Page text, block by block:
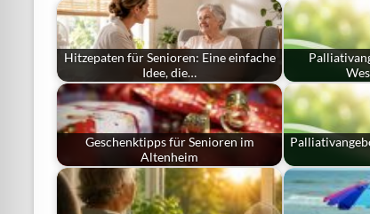
Hitzepaten für Senioren: Eine einfache
Idee, die…
Geschenktipps für Senioren im
Altenheim